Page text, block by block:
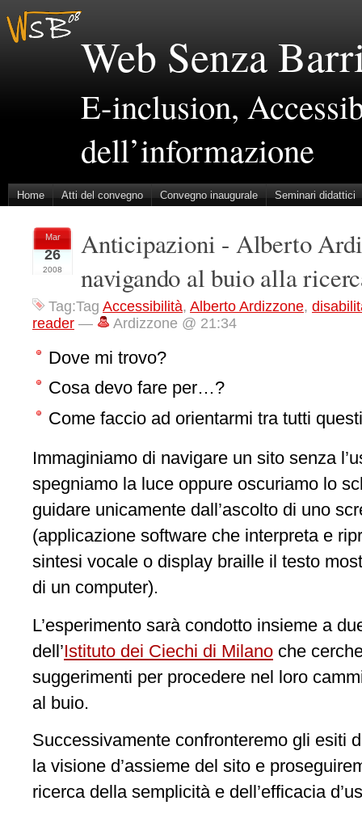
Web Senza
E-inclusion,
dell’informazione
Home Atti del convegno Convegno inaugurale Seminari didattici
Mar
26
2008
Anticipazioni - Alberto
navigando al buio alla
Tag:Tag Accessibilità, Alberto Ardizzone,
reader — Ardizzone @ 21:34
Dove mi trovo?
Cosa devo fare per…?
Come faccio ad orientarmi tra tutti
Immaginiamo di navigare un sito senza
spegniamo la luce oppure oscuriamo lo
guidare unicamente dall’ascolto di uno
(applicazione software che interpreta e
sintesi vocale o display braille il testo
di un computer).
L’esperimento sarà condotto insieme a
dell’Istituto dei Ciechi di Milano che
suggerimenti per procedere nel loro
al buio.
Successivamente confronteremo gli esiti
la visione d’assieme del sito e
ricerca della semplicità e dell’efficacia